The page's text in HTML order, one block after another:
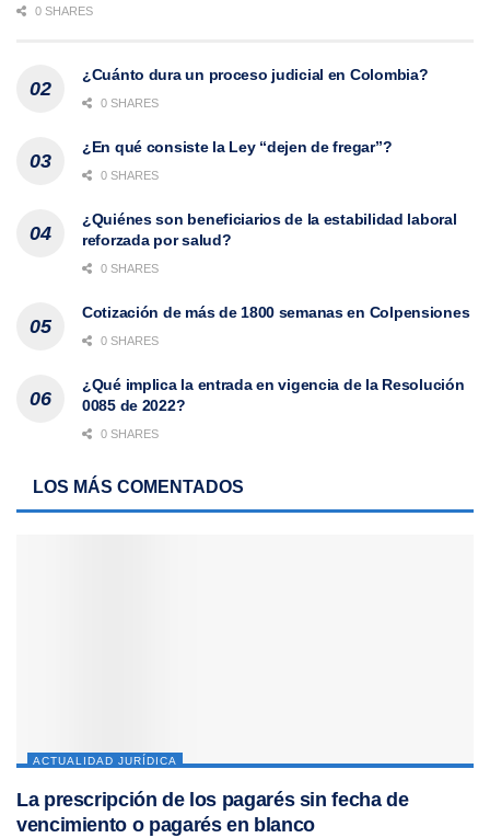
0 SHARES
¿Cuánto dura un proceso judicial en Colombia?
0 SHARES
¿En qué consiste la Ley “dejen de fregar”?
0 SHARES
¿Quiénes son beneficiarios de la estabilidad laboral
reforzada por salud?
0 SHARES
Cotización de más de 1800 semanas en Colpensiones
0 SHARES
¿Qué implica la entrada en vigencia de la Resolución
0085 de 2022?
0 SHARES
LOS MÁS COMENTADOS
ACTUALIDAD JURÍDICA
La prescripción de los pagarés sin fecha de
vencimiento o pagarés en blanco